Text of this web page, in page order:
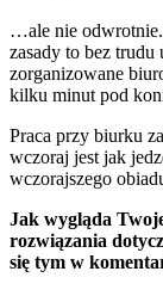
…ale nie
zasady to bez trudu
zorganizowane
kilku minut pod
Praca przy biurku
wczoraj jest jak
wczorajszego
Jak wygląda
rozwiązania
się tym w